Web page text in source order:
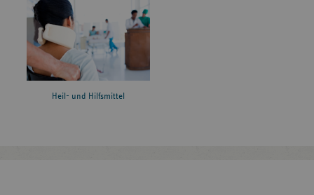
Heil- und Hilfsmittel